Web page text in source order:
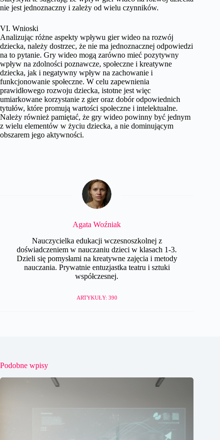
nie jest jednoznaczny i zależy od wielu czynników.
VI. Wnioski
Analizując różne aspekty wpływu gier wideo na rozwój
dziecka, należy dostrzec, że nie ma jednoznacznej odpowiedzi
na to pytanie. Gry wideo mogą zarówno mieć pozytywny
wpływ na zdolności poznawcze, społeczne i kreatywne
dziecka, jak i negatywny wpływ na zachowanie i
funkcjonowanie społeczne. W celu zapewnienia
prawidłowego rozwoju dziecka, istotne jest więc
umiarkowane korzystanie z gier oraz dobór odpowiednich
tytułów, które promują wartości społeczne i intelektualne.
Należy również pamiętać, że gry wideo powinny być jednym
z wielu elementów w życiu dziecka, a nie dominującym
obszarem jego aktywności.
Agata Woźniak
Nauczycielka edukacji wczesnoszkolnej z
doświadczeniem w nauczaniu dzieci w klasach 1-3.
Dzieli się pomysłami na kreatywne zajęcia i metody
nauczania. Prywatnie entuzjastka teatru i sztuki
współczesnej.
ARTYKUŁY: 390
Podobne wpisy